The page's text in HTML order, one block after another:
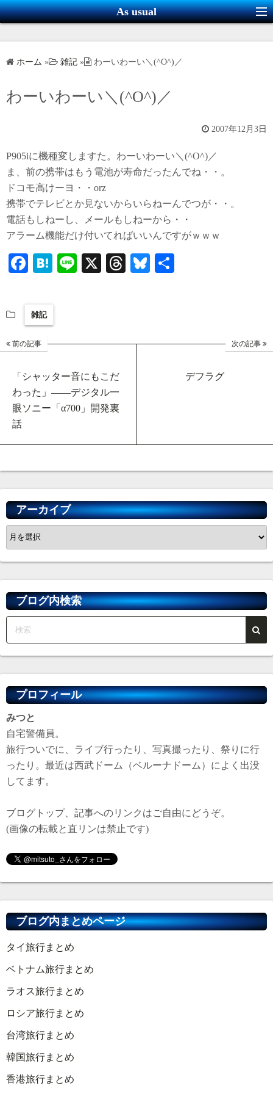
コ
ン
ス
As usual
ホーム » 雑記 » わーいわーい＼(^O^)／
わーいわーい＼(^O^)／
2007年12月3日
P905iに機種変しますた。わーいわーい＼(^O^)／
ま、前の携帯はもう電池が寿命だったんでね・・。
ドコモ高けーヨ・・orz
携帯でテレビとか見ないからいらねーんでつが・・。
電話もしねーし、メールもしねーから・・
アラーム機能だけ付いてればいいんですがｗｗｗ
Fa
ok
H
en
a
Li
X
T
Bl
雑記
前の記事
「シャッター音にもこだ
わった」――デジタル一
眼ソニー「α700」開発裏
話
次の記事
デフラグ
アーカイブ
ア
ー
カ
イ
ブブログ内検索
プロフィール
みつと
自宅警備員。
旅行ついでに、ライブ行ったり、写真撮ったり、祭りに行
ったり。最近は西武ドーム（ベルーナドーム）によく出没
してます。
ブログトップ、記事へのリンクはご自由にどうぞ。
(画像の転載と直リンは禁止です)
ブログ内まとめページ
タイ旅行まとめ
ベトナム旅行まとめ
ラオス旅行まとめ
ロシア旅行まとめ
台湾旅行まとめ
韓国旅行まとめ
香港旅行まとめ